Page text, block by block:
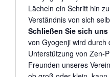
Lächeln ein Schritt hin
Verständnis von sich
Schließen Sie sich uns
von Gyogenji wird durch
Unterstützung von Zen-
Freunden unseres